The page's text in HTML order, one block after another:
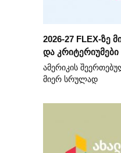
2026-27 FLEX-ზე
და კრიტერიუმები
ამერიკის
მიერ სრულად